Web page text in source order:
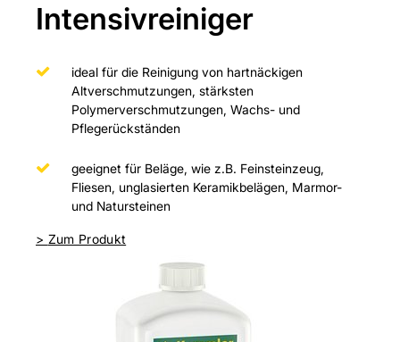
Intensivreiniger
ideal für die Reinigung von hartnäckigen
Altverschmutzungen, stärksten
Polymerverschmutzungen, Wachs- und
Pflegerückständen
geeignet für Beläge, wie z.B. Feinsteinzeug,
Fliesen, unglasierten Keramikbelägen, Marmor-
und Natursteinen
> Zum Produkt